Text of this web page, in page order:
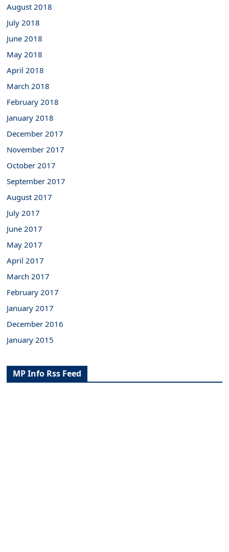
August 2018
July 2018
June 2018
May 2018
April 2018
March 2018
February 2018
January 2018
December 2017
November 2017
October 2017
September 2017
August 2017
July 2017
June 2017
May 2017
April 2017
March 2017
February 2017
January 2017
December 2016
January 2015
MP Info Rss Feed